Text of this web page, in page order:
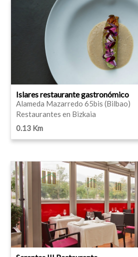
Islares restaurante gastronómico
Alameda Mazarredo 65bis (Bilbao)
Restaurantes en Bizkaia
0.13 Km